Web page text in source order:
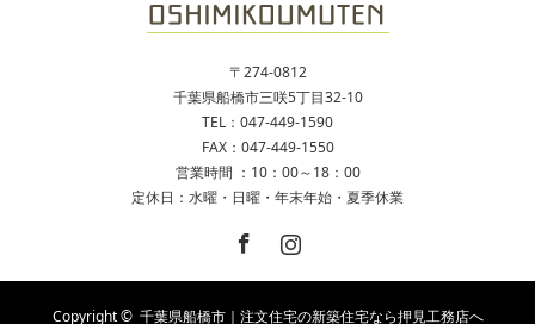
〒274-0812
千葉県船橋市三咲5丁目32-10
TEL：047-449-1590
FAX：047-449-1550
営業時間 ：10：00～18：00
定休日：水曜・日曜・年末年始・夏季休業
Copyright © 千葉県船橋市｜注文住宅の新築住宅なら押見工務店へ